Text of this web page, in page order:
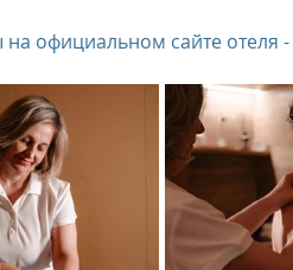
официальном сайте отеля -